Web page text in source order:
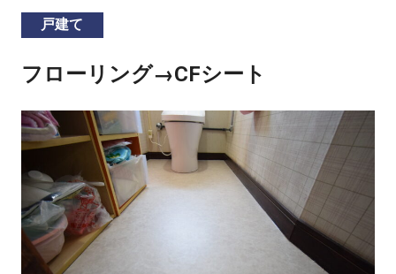
戸建て
フローリング→CFシート